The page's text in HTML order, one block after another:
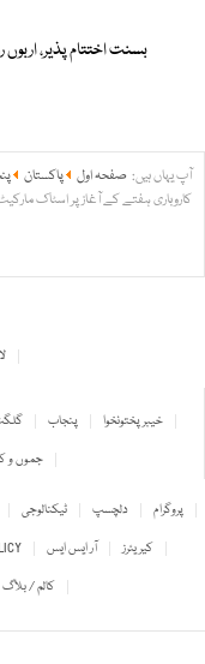
بسنت اختتام پذیر، اربوں
آپ یہاں ہیں: صفحہ اول پاکستان
کاروباری ہفتے کے آغاز پر اسٹاک
پنجاب
خیبر پختونخوا
جموں و
ٹیکنالوجی دلچسپ
پروگرام
آر ایس ایس
کیریئرز
کالم / بلاگ